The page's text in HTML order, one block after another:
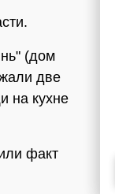
(дом
две
на кухне
факт